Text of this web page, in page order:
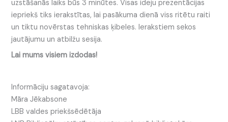
uzstāšanās laiks būs 3 minūtes. Visas ideju prezentācijas
iepriekš tiks ierakstītas, lai pasākuma dienā viss ritētu raiti
un tiktu novērstas tehniskas ķibeles. Ierakstiem sekos
jautājumu un atbilžu sesija.
Lai mums visiem izdodas!
Informāciju sagatavoja:
Māra Jēkabsone
LBB valdes priekšsēdētāja